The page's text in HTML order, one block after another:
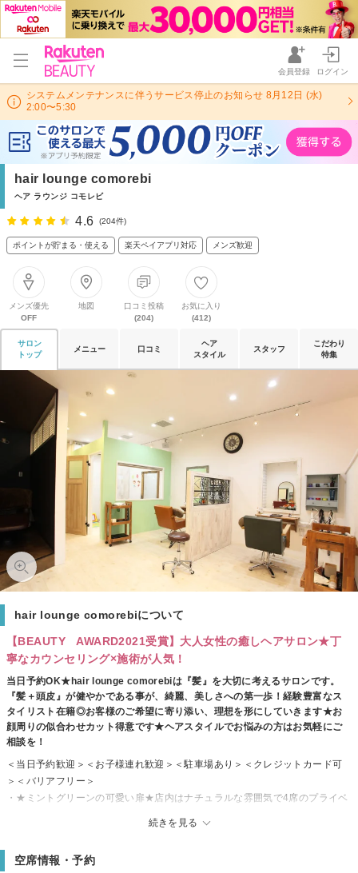
会員登録 ログイン
システムメンテナンスに伴うサービス停止のお知らせ 8月12日 (水)
2:00〜5:30
hair lounge comorebi
ヘア ラウンジ コモレビ
4.6 (204件)
ポイントが貯まる・使える 楽天ペイアプリ対応 メンズ歓迎
メンズ優先
OFF
地図
口コミ投稿
(204)
お気に入り
(412)
サロン
トップ
メニュー 口コミ
ヘア
スタイル
スタッフ
こだわり
特集
hair lounge comorebiについて
【BEAUTY AWARD2021受賞】大人女性の癒しヘアサロン★丁
寧なカウンセリング×施術が人気！
当日予約OK★hair lounge comorebiは『髪』を大切に考えるサロンです。
『髪＋頭皮』が健やかである事が、綺麗、美しさへの第一歩！経験豊富なス
タイリスト在籍◎お客様のご希望に寄り添い、理想を形にしていきます★お
顔周りの似合わせカット得意です★ヘアスタイルでお悩みの方はお気軽にご
相談を！
続きを見る
＜当日予約歓迎＞＜お子様連れ歓迎＞＜駐車場あり＞＜クレジットカード可
＞＜バリアフリー＞
・★ミントグリーンの可愛い扉★店内はナチュラルな雰囲気で4席のプライベ
・iPadで好きな雑誌もお読み頂け、ドリンクサービスも◎
空席情報・予約